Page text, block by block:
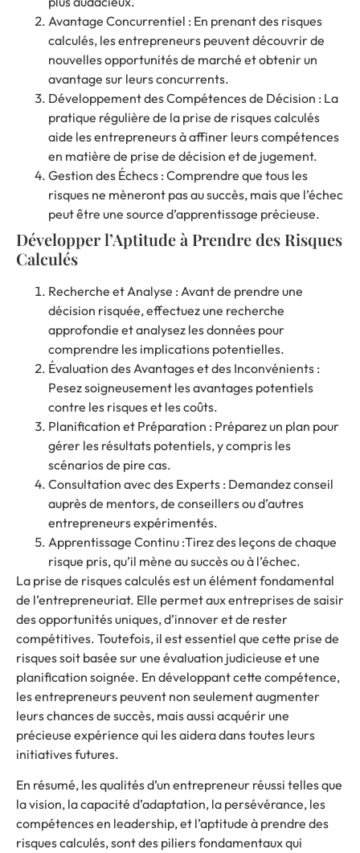
Avantage Concurrentiel : En prenant des risques
calculés, les entrepreneurs peuvent découvrir de
nouvelles opportunités de marché et obtenir un
avantage sur leurs concurrents.
Développement des Compétences de Décision : La
pratique régulière de la prise de risques calculés
aide les entrepreneurs à affiner leurs compétences
en matière de prise de décision et de jugement.
Gestion des Échecs : Comprendre que tous les
risques ne mèneront pas au succès, mais que l’échec
peut être une source d’apprentissage précieuse.
Développer l’Aptitude à Prendre des Risques
Calculés
Recherche et Analyse : Avant de prendre une
décision risquée, effectuez une recherche
approfondie et analysez les données pour
comprendre les implications potentielles.
Évaluation des Avantages et des Inconvénients :
Pesez soigneusement les avantages potentiels
contre les risques et les coûts.
Planification et Préparation : Préparez un plan pour
gérer les résultats potentiels, y compris les
scénarios de pire cas.
Consultation avec des Experts : Demandez conseil
auprès de mentors, de conseillers ou d’autres
entrepreneurs expérimentés.
Apprentissage Continu :Tirez des leçons de chaque
risque pris, qu’il mène au succès ou à l’échec.
La prise de risques calculés est un élément fondamental
de l’entrepreneuriat. Elle permet aux entreprises de saisir
des opportunités uniques, d’innover et de rester
compétitives. Toutefois, il est essentiel que cette prise de
risques soit basée sur une évaluation judicieuse et une
planification soignée. En développant cette compétence,
les entrepreneurs peuvent non seulement augmenter
leurs chances de succès, mais aussi acquérir une
précieuse expérience qui les aidera dans toutes leurs
initiatives futures.
En résumé, les qualités d’un entrepreneur réussi telles que
la vision, la capacité d’adaptation, la persévérance, les
compétences en leadership, et l’aptitude à prendre des
risques calculés, sont des piliers fondamentaux qui